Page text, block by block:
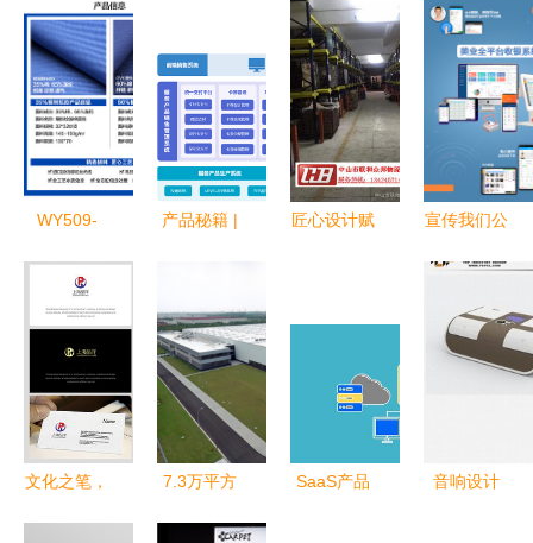
WY509-
计服务 赋
能边界定义
与系统合规
建设
产品秘籍 |
理“高枕无
忧”的设计
服务
匠心设计赋
架厂设计服
宣传我们公
文化之笔，
7.3万平方
SaaS产品
音响设计